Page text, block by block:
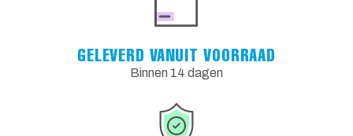
GELEVERD VANUIT VOORRAAD
Binnen 14 dagen